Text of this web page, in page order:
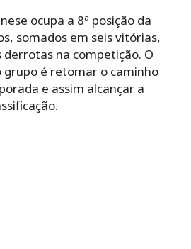
ocupa a 8ª posição da
somados em seis vitórias,
na competição. O
é retomar o caminho
e assim alcançar a